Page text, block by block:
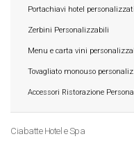
Portachiavi hotel personalizzati
Zerbini Personalizzabili
Menu e carta vini
Tovagliato monouso
Accessori Ristorazione
Ciabatte Hotel e Spa